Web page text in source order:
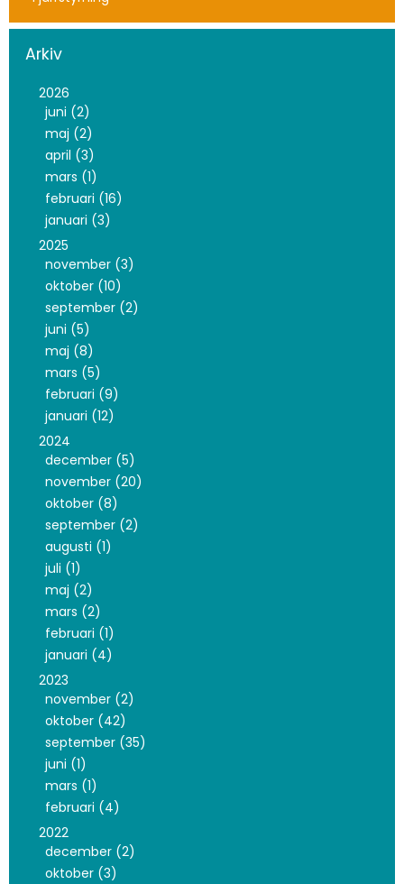
Arkiv
2026
juni (2)
maj (2)
april (3)
mars (1)
februari (16)
januari (3)
2025
november (3)
oktober (10)
september (2)
juni (5)
maj (8)
mars (5)
februari (9)
januari (12)
2024
december (5)
november (20)
oktober (8)
september (2)
augusti (1)
juli (1)
maj (2)
mars (2)
februari (1)
januari (4)
2023
november (2)
oktober (42)
september (35)
juni (1)
mars (1)
februari (4)
2022
december (2)
oktober (3)